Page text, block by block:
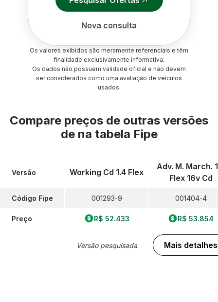
Nova consulta
Os valores exibidos são meramente referenciais e têm
finalidade exclusivamente informativa.
Os dados não possuem validade oficial e não devem
ser considerados como uma avaliação de veículos
usados.
Compare preços de outras versões
de na tabela Fipe
Versão
Código Fipe
Preço
Working Cd 1.4 Flex
001293-9
R$ 52.433
Versão pesquisada
Adv. M. March.
Flex 16v Cd
001404-4
R$ 53.854
Mais detalhes